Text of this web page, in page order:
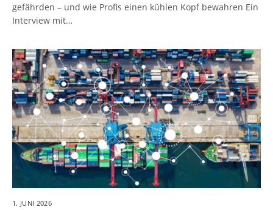
gefährden – und wie Profis einen kühlen Kopf bewahren Ein
Interview mit…
1. JUNI 2026